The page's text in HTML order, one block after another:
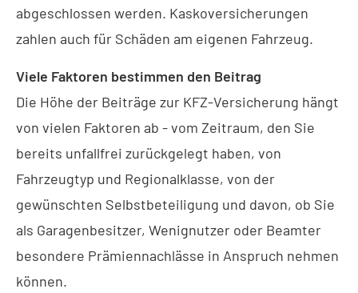
abgeschlossen werden. Kaskoversicherungen
zahlen auch für Schäden am eigenen Fahrzeug.
Viele Faktoren bestimmen den Beitrag
Die Höhe der Beiträge zur KFZ-Versicherung hängt
von vielen Faktoren ab - vom Zeitraum, den Sie
bereits unfallfrei zurückgelegt haben, von
Fahrzeugtyp und Regionalklasse, von der
gewünschten Selbstbeteiligung und davon, ob Sie
als Garagenbesitzer, Wenignutzer oder Beamter
besondere Prämiennachlässe in Anspruch nehmen
können.